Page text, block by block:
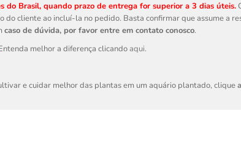
do Brasil, quando prazo de entrega for superior a 3 dias úteis.
do cliente ao incluí-la no pedido. Basta confirmar que assume a
caso de dúvida, por favor entre em contato conosco.
melhor a diferença clicandoaqui.
e cuidar melhor das plantas em um aquário plantado, clique